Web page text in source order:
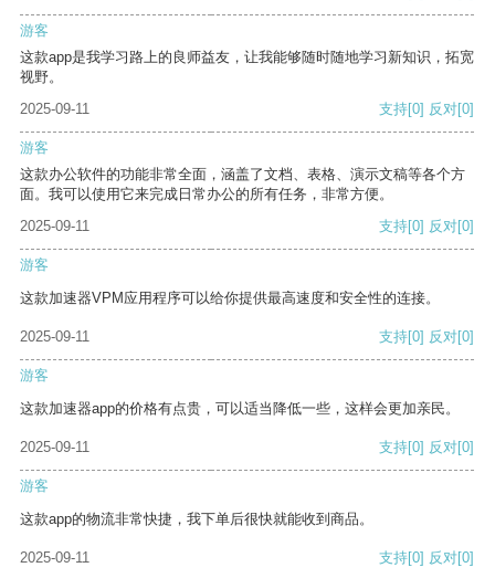
游客
这款app是我学习路上的良师益友，让我能够随时随地学习新知识，拓宽
视野。
2025-09-11
支持[0] 反对[0]
游客
这款办公软件的功能非常全面，涵盖了文档、表格、演示文稿等各个方
面。我可以使用它来完成日常办公的所有任务，非常方便。
2025-09-11
支持[0] 反对[0]
游客
这款加速器VPM应用程序可以给你提供最高速度和安全性的连接。
2025-09-11 支持[0] 反对[0]
游客
这款加速器app的价格有点贵，可以适当降低一些，这样会更加亲民。
2025-09-11 支持[0] 反对[0]
游客
这款app的物流非常快捷，我下单后很快就能收到商品。
2025-09-11 支持[0] 反对[0]